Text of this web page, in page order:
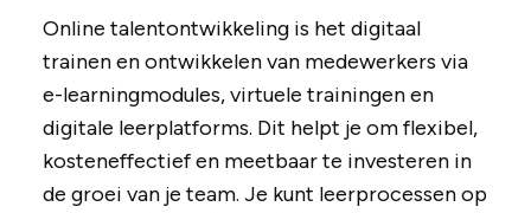
Online talentontwikkeling is het digitaal
trainen en ontwikkelen van medewerkers via
e-learningmodules, virtuele trainingen en
digitale leerplatforms. Dit helpt je om flexibel,
kosteneffectief en meetbaar te investeren in
de groei van je team. Je kunt leerprocessen op